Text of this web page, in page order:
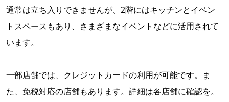
通常は立ち入りできませんが、2階にはキッチンとイベン
トスペースもあり、さまざまなイベントなどに活用されて
います。
一部店舗では、クレジットカードの利用が可能です。ま
た、免税対応の店舗もあります。詳細は各店舗に確認を。